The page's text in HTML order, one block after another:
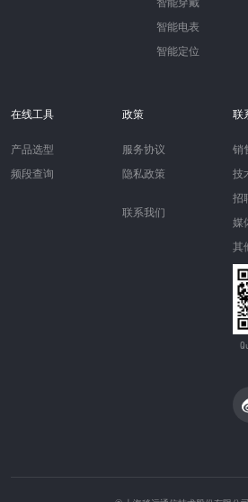
智能电表
智能定位
在线工具
产品选型
频段查询
政策
服务协议
隐私政策
联系我们
联
销
技
招
媒
其